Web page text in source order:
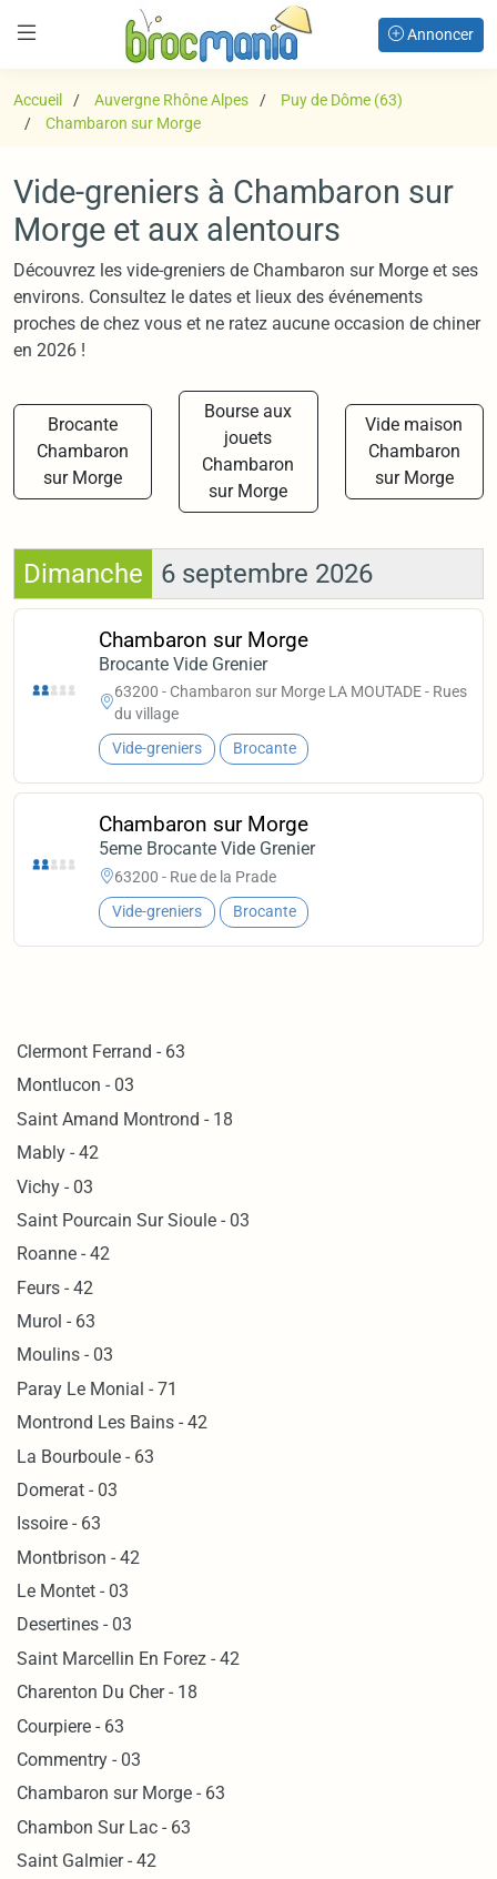
Annoncer
Accueil Auvergne Rhône Alpes
Puy de Dôme (63)
Chambaron sur Morge
Vide-greniers à Chambaron sur
Morge et aux alentours
Découvrez les vide-greniers de Chambaron sur Morge et ses
environs. Consultez le dates et lieux des événements
proches de chez vous et ne ratez aucune occasion de chiner
en 2026 !
Brocante
Chambaron
sur Morge
Bourse aux
jouets
Chambaron
sur Morge
Vide maison
Chambaron
sur Morge
Dimanche 6 septembre 2026
Chambaron sur Morge
Brocante Vide Grenier
63200 - Chambaron sur Morge LA MOUTADE - Rues
du village
Vide-greniers Brocante
Chambaron sur Morge
5eme Brocante Vide Grenier
63200 - Rue de la Prade
Vide-greniers Brocante
Clermont Ferrand - 63
Montlucon - 03
Saint Amand Montrond - 18
Mably - 42
Vichy - 03
Saint Pourcain Sur Sioule - 03
Roanne - 42
Feurs - 42
Murol - 63
Moulins - 03
Paray Le Monial - 71
Montrond Les Bains - 42
La Bourboule - 63
Domerat - 03
Issoire - 63
Montbrison - 42
Le Montet - 03
Desertines - 03
Saint Marcellin En Forez - 42
Charenton Du Cher - 18
Courpiere - 63
Commentry - 03
Chambaron sur Morge - 63
Chambon Sur Lac - 63
Saint Galmier - 42